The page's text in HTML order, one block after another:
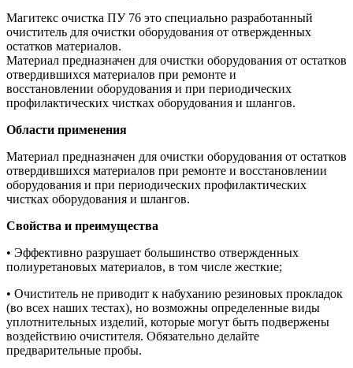
Магитекс очистка ПУ 76 это специально разработанный
очиститель для очистки оборудования от отвержденных
остатков материалов.
Материал предназначен для очистки оборудования от остатков
отвердившихся материалов при ремонте и
восстановлении оборудования и при периодических
профилактических чистках оборудования и шлангов.
Области применения
Материал предназначен для очистки оборудования от остатков
отвердившихся материалов при ремонте и восстановлении
оборудования и при периодических профилактических
чистках оборудования и шлангов.
Свойства и преимущества
• Эффективно разрушает большинство отвержденных
полиуретановых материалов, в том числе жесткие;
• Очиститель не приводит к набуханию резиновых прокладок
(во всех наших тестах), но возможны определенные виды
уплотнительных изделий, которые могут быть подвержены
воздействию очистителя. Обязательно делайте
предварительные пробы.